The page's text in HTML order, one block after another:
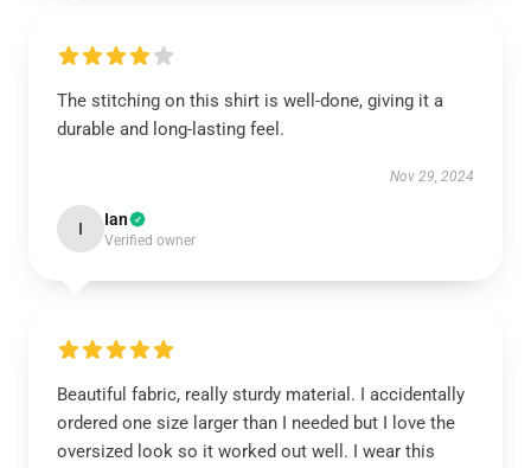
The stitching on this shirt is well-done, giving it a
durable and long-lasting feel.
Nov 29, 2024
I Ian
Verified owner
Beautiful fabric, really sturdy material. I accidentally
ordered one size larger than I needed but I love the
oversized look so it worked out well. I wear this